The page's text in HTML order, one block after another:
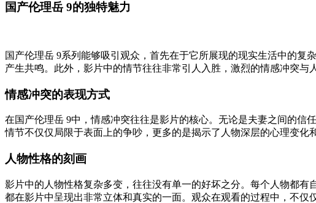
国产伦理岳 9的独特魅力
国产伦理岳 9系列能够吸引观众，首先在于它所展现的现实生活中的
产生共鸣。此外，影片中的情节往往非常引人入胜，激烈的情感冲突与
情感冲突的表现方式
在国产伦理岳 9中，情感冲突往往是影片的核心。无论是夫妻之间的
情节不仅仅局限于表面上的争吵，更多的是揭示了人物深层的心理变化
人物性格的刻画
影片中的人物性格复杂多变，往往没有单一的好坏之分。每个人物都
都在影片中呈现出非常立体和真实的一面。观众在观看的过程中，不仅